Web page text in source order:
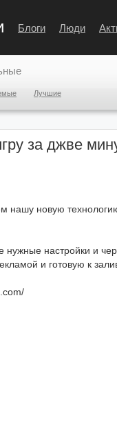
Блоги Люди
Лучшие
за джве
нашу новую
нужные настройки и
и готовую к